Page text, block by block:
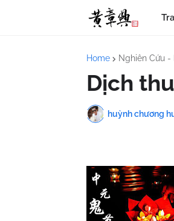
Home Nghiên Cứu -
Dịch
huỳnh chương